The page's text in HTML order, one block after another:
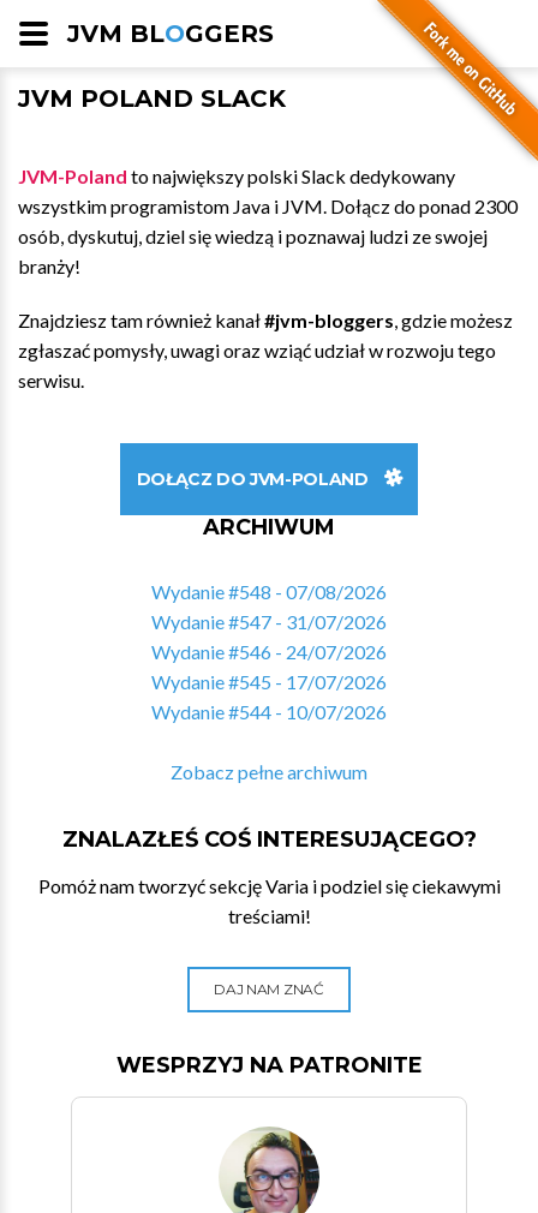
JVM BLOGGERS
JVM POLAND SLACK
JVM-Poland to największy polski Slack dedykowany
wszystkim programistom Java i JVM. Dołącz do ponad 2300
osób, dyskutuj, dziel się wiedzą i poznawaj ludzi ze swojej
branży!
Znajdziesz tam również kanał#jvm-bloggers, gdzie możesz
zgłaszać pomysły, uwagi oraz wziąć udział w rozwoju tego
serwisu.
DOŁĄCZ DO JVM-POLAND
ARCHIWUM
Wydanie #548 - 07/08/2026
Wydanie #547 - 31/07/2026
Wydanie #546 - 24/07/2026
Wydanie #545 - 17/07/2026
Wydanie #544 - 10/07/2026
Zobacz pełne archiwum
ZNALAZŁEŚ COŚ INTERESUJĄCEGO?
Pomóż nam tworzyć sekcję Varia i podziel się ciekawymi
treściami!
DAJ NAM ZNAĆ
WESPRZYJ NA PATRONITE